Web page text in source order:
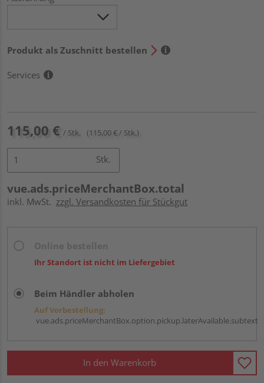
Produkt als Zuschnitt bestellen
Services
115,00 € / Stk. (115,00 € / Stk.)
Stk.
vue.ads.priceMerchantBox.total
inkl. MwSt. zzgl. Versandkosten für Stückgut
Ihr Standort ist nicht im Liefergebiet
Beim Händler abholen
Auf Vorbestellung:
vue.ads.priceMerchantBox.option.pickup.laterAvailable.subtext
In den Warenkorb